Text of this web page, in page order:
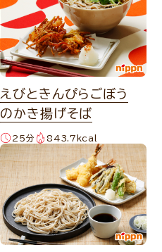
えびときんぴらごぼう
のかき揚げそば
25分 843.7kcal